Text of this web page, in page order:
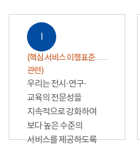
Ⅰ
(핵심 서비스 이행표준
관련)
우리는 전시·연구·
교육의 전문성을
지속적으로 강화하여
보다 높은 수준의
서비스를 제공하도록